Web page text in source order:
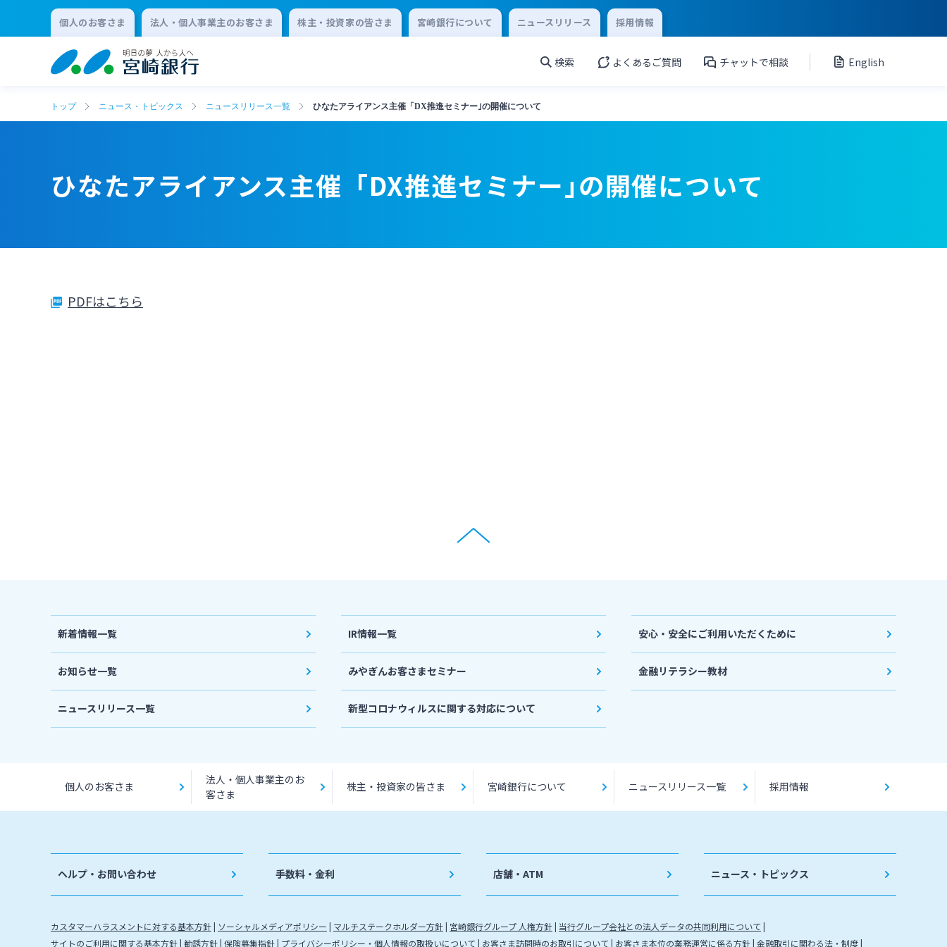
個人のお客さま 法人・個人事業主のお客さま 株主・投資家の皆さま 宮崎銀行について ニュースリリース 採用情報
検索 よくあるご質問 チャットで相談 English
トップ ニュース・トピックス ニュースリリース一覧 ひなたアライアンス主催「DX推進セミナー｣の開催について
ひなたアライアンス主催「DX推進セミナー｣の開催について
PDFはこちら
新着情報一覧
お知らせ一覧
ニュースリリース一覧
IR情報一覧
みやぎんお客さまセミナー
新型コロナウィルスに関する対応について
安心・安全にご利用いただくために
金融リテラシー教材
個人のお客さま
法人・個人事業主のお
客さま
株主・投資家の皆さま 宮崎銀行について ニュースリリース一覧 採用情報
ヘルプ・お問い合わせ 手数料・金利 店舗・ATM ニュース・トピックス
カスタマーハラスメントに対する基本方針 ソーシャルメディアポリシー マルチステークホルダー方針 宮崎銀行グループ 人権方針 当行グループ会社との法人データの共同利用について
サイトのご利用に関する基本方針 勧誘方針 保険募集指針 プライバシーポリシー・個人情報の取扱いについて お客さま訪問時のお取引について お客さま本位の業務運営に係る方針 金融取引に関わる法・制度